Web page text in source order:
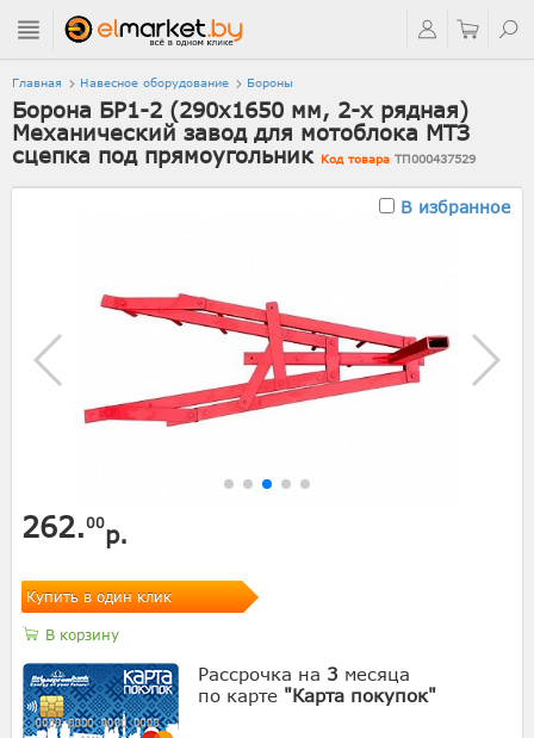
Главная Навесное оборудование Бороны
Борона БР1-2 (290х1650 мм, 2-х рядная)
Механический завод для мотоблока МТЗ
сцепка под прямоугольник Код товара ТП000437529
В избранное
262.00р.
Купить в один клик
В корзину
Рассрочка на 3 месяца
по карте "Карта покупок"